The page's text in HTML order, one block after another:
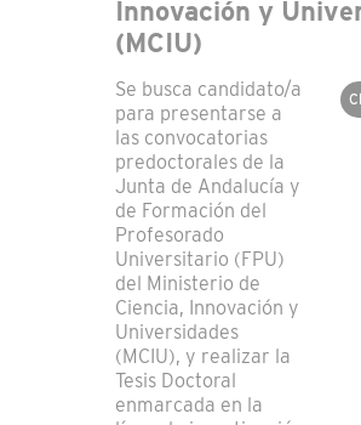
Innovación y
(MCIU)
Se busca candidato/a
para presentarse a
las convocatorias
predoctorales de la
Junta de Andalucía y
de Formación del
Profesorado
Universitario (FPU)
del Ministerio de
Ciencia, Innovación y
Universidades
(MCIU), y realizar la
Tesis Doctoral
enmarcada en la